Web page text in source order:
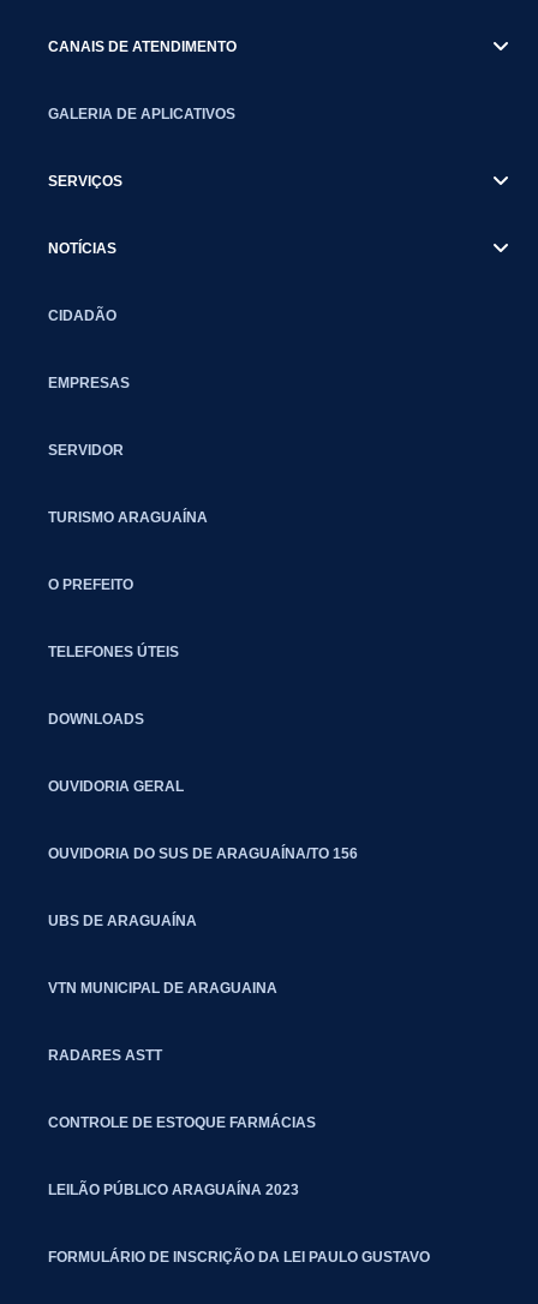
CANAIS DE ATENDIMENTO
GALERIA DE APLICATIVOS
SERVIÇOS
NOTÍCIAS
CIDADÃO
EMPRESAS
SERVIDOR
TURISMO ARAGUAÍNA
O PREFEITO
TELEFONES ÚTEIS
DOWNLOADS
OUVIDORIA GERAL
OUVIDORIA DO SUS DE ARAGUAÍNA/TO 156
UBS DE ARAGUAÍNA
VTN MUNICIPAL DE ARAGUAINA
RADARES ASTT
CONTROLE DE ESTOQUE FARMÁCIAS
LEILÃO PÚBLICO ARAGUAÍNA 2023
FORMULÁRIO DE INSCRIÇÃO DA LEI PAULO GUSTAVO